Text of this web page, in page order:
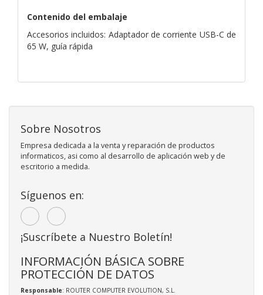
Contenido del embalaje
Accesorios incluidos: Adaptador de corriente USB-C de
65 W, guía rápida
Sobre Nosotros
Empresa dedicada a la venta y reparación de productos
informaticos, asi como al desarrollo de aplicación web y de
escritorio a medida.
Síguenos en:
¡Suscríbete a Nuestro Boletín!
INFORMACIÓN BÁSICA SOBRE
PROTECCIÓN DE DATOS
Responsable: ROUTER COMPUTER EVOLUTION, S.L.